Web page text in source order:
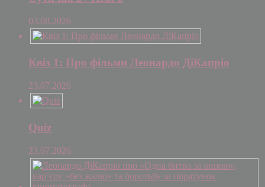
03.08.2026
Квіз 1: Про фільми Леонардо ДіКапріо
23.07.2026
Quiz
23.07.2026